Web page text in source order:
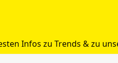
Infos zu Trends & zu